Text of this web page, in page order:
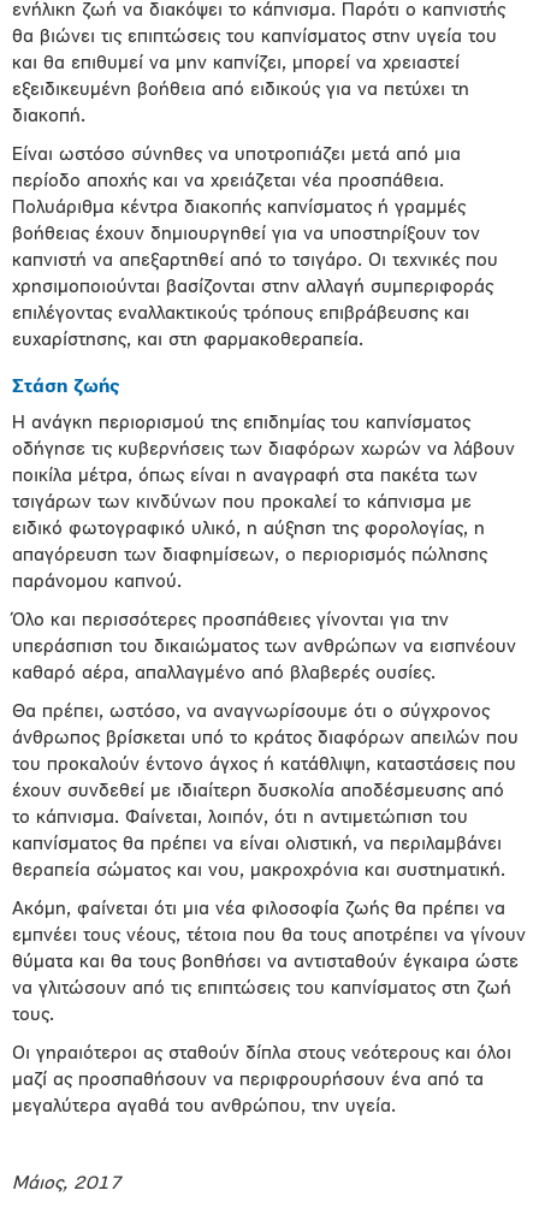
ενήλικη ζωή να διακόψει το κάπνισμα. Παρότι ο καπνιστής
θα βιώνει τις επιπτώσεις του καπνίσματος στην υγεία του
και θα επιθυμεί να μην καπνίζει, μπορεί να χρειαστεί
εξειδικευμένη βοήθεια από ειδικούς για να πετύχει τη
διακοπή.
Είναι ωστόσο σύνηθες να υποτροπιάζει μετά από μια
περίοδο αποχής και να χρειάζεται νέα προσπάθεια.
Πολυάριθμα κέντρα διακοπής καπνίσματος ή γραμμές
βοήθειας έχουν δημιουργηθεί για να υποστηρίξουν τον
καπνιστή να απεξαρτηθεί από το τσιγάρο. Οι τεχνικές που
χρησιμοποιούνται βασίζονται στην αλλαγή συμπεριφοράς
επιλέγοντας εναλλακτικούς τρόπους επιβράβευσης και
ευχαρίστησης, και στη φαρμακοθεραπεία.
Στάση ζωής
Η ανάγκη περιορισμού της επιδημίας του καπνίσματος
οδήγησε τις κυβερνήσεις των διαφόρων χωρών να λάβουν
ποικίλα μέτρα, όπως είναι η αναγραφή στα πακέτα των
τσιγάρων των κινδύνων που προκαλεί το κάπνισμα με
ειδικό φωτογραφικό υλικό, η αύξηση της φορολογίας, η
απαγόρευση των διαφημίσεων, ο περιορισμός πώλησης
παράνομου καπνού.
Όλο και περισσότερες προσπάθειες γίνονται για την
υπεράσπιση του δικαιώματος των ανθρώπων να εισπνέουν
καθαρό αέρα, απαλλαγμένο από βλαβερές ουσίες.
Θα πρέπει, ωστόσο, να αναγνωρίσουμε ότι ο σύγχρονος
άνθρωπος βρίσκεται υπό το κράτος διαφόρων απειλών που
του προκαλούν έντονο άγχος ή κατάθλιψη, καταστάσεις που
έχουν συνδεθεί με ιδιαίτερη δυσκολία αποδέσμευσης από
το κάπνισμα. Φαίνεται, λοιπόν, ότι η αντιμετώπιση του
καπνίσματος θα πρέπει να είναι ολιστική, να περιλαμβάνει
θεραπεία σώματος και νου, μακροχρόνια και συστηματική.
Ακόμη, φαίνεται ότι μια νέα φιλοσοφία ζωής θα πρέπει να
εμπνέει τους νέους, τέτοια που θα τους αποτρέπει να γίνουν
θύματα και θα τους βοηθήσει να αντισταθούν έγκαιρα ώστε
να γλιτώσουν από τις επιπτώσεις του καπνίσματος στη ζωή
τους.
Οι γηραιότεροι ας σταθούν δίπλα στους νεότερους και όλοι
μαζί ας προσπαθήσουν να περιφρουρήσουν ένα από τα
μεγαλύτερα αγαθά του ανθρώπου, την υγεία.
Μάιος, 2017